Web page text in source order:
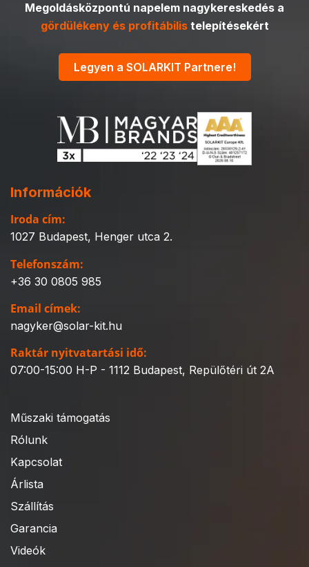
Megoldásközpontú napelem nagykereskedés a
gördülékeny és profitábilistelepítésekért
Legyen a SOLARKIT Partnere!
Információk
Iroda cím:
1027 Budapest, Henger utca 2.
Telefonszám:
+36 30 0805 985
Email címek:
nagyker@solar-kit.hu
Raktár nyitvatartási idő:
07:00-15:00 H-P - 1112 Budapest, Repülőtéri út 2A
Műszaki támogatás
Rólunk
Kapcsolat
Árlista
Szállítás
Garancia
Videók